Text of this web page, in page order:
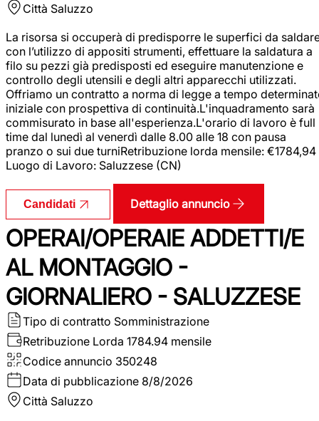
Città Saluzzo
La risorsa si occuperà di predisporre le superfici da
con l’utilizzo di appositi strumenti, effettuare la saldatura a
filo su pezzi già predisposti ed eseguire manutenzione e
controllo degli utensili e degli altri apparecchi utilizzati.
Offriamo un contratto a norma di legge a tempo
iniziale con prospettiva di continuità.L'inquadramento sarà
commisurato in base all'esperienza.L'orario di lavoro è full
time dal lunedì al venerdì dalle 8.00 alle 18 con pausa
pranzo o sui due turniRetribuzione lorda mensile: €1784,94
Luogo di Lavoro: Saluzzese (CN)
Candidati Dettaglio annuncio
OPERAI/OPERAIE ADDETTI/E
AL MONTAGGIO -
GIORNALIERO - SALUZZESE
Tipo di contratto Somministrazione
Retribuzione Lorda 1784.94 mensile
Codice annuncio 350248
Data di pubblicazione 8/8/2026
Città Saluzzo